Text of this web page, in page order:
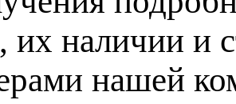
их нaличии и
нашей